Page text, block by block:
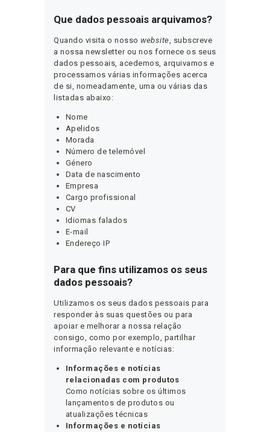
Que dados pessoais arquivamos?
Quando visita o nosso website, subscreve
a nossa newsletter ou nos fornece os seus
dados pessoais, acedemos, arquivamos e
processamos várias informações acerca
de si, nomeadamente, uma ou várias das
listadas abaixo:
Nome
Apelidos
Morada
Número de telemóvel
Género
Data de nascimento
Empresa
Cargo profissional
CV
Idiomas falados
E-mail
Endereço IP
Para que fins utilizamos os seus
dados pessoais?
Utilizamos os seus dados pessoais para
responder às suas questões ou para
apoiar e melhorar a nossa relação
consigo, como por exemplo, partilhar
informação relevante e notícias:
Informações e notícias
relacionadas com produtos
Como notícias sobre os últimos
lançamentos de produtos ou
atualizações técnicas
Informações e notícias